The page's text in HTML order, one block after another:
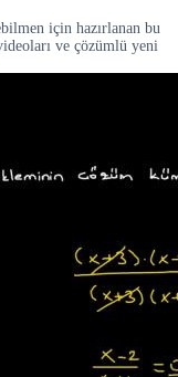
için hazırlanan bu
ve çözümlü yeni